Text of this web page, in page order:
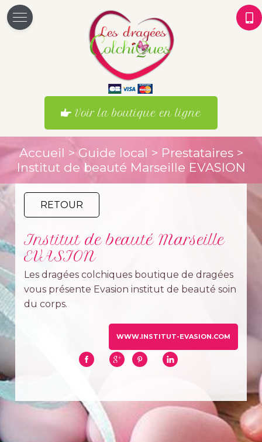
Voir la boutique en ligne
Accueil > Guide local > Prestataires>
Institut de beauté Marseille EVASION
RETOUR
Institut de beauté Marseille
EVASION
Les dragées colchiques boutique de dragées
vous présente Evasion institut de beauté soin
du corps.
WWW.INSTITUT-EVASION.COM